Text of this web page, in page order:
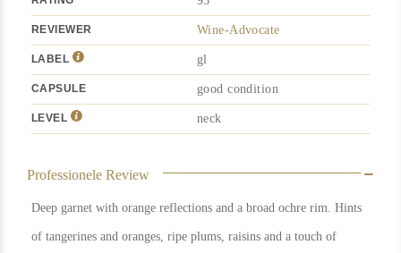
REVIEWER Wine-Advocate
LABEL gl
CAPSULE good condition
LEVEL neck
Professionele Review
Deep garnet with orange reflections and a broad ochre rim. Hints
of tangerines and oranges, ripe plums, raisins and a touch of